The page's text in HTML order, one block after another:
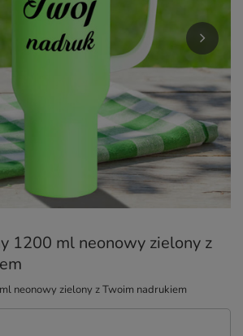
1200 ml neonowy zielony z
neonowy zielony z Twoim nadrukiem